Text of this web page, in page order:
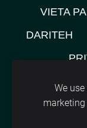
VIETA
DARITEH
We